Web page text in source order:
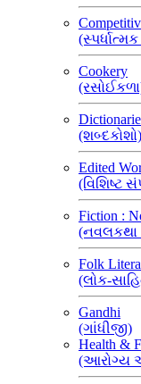
Cookery
(શબ્દકોશો)
Edited
(વિશિષ્ટ
Fiction :
(નવલકથા
Folk
(લોક-
Gandhi
(ગાંધીજી)
Health &
(આરોગ્ય